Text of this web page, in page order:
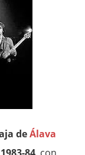
deÁlava